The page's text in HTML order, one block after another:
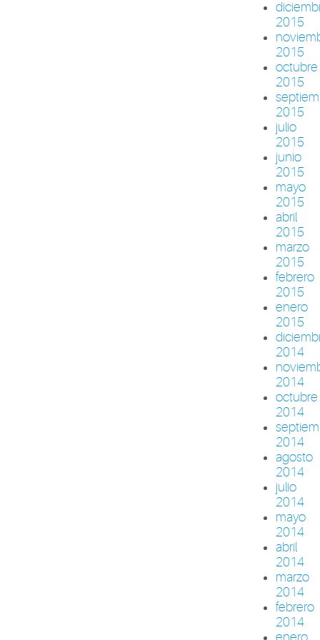
2015
2015
octubre
2015
2015
julio
2015
junio
2015
mayo
2015
abril
2015
marzo
2015
febrero
2015
enero
2015
2014
2014
octubre
2014
2014
agosto
2014
julio
2014
mayo
2014
abril
2014
marzo
2014
febrero
2014